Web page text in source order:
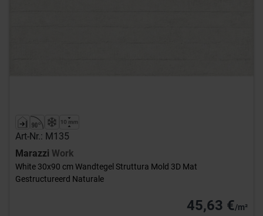
Art-Nr.: M135
Marazzi Work
White 30x90 cm Wandtegel Struttura Mold 3D Mat
Gestructureerd Naturale
45,63 €/m²